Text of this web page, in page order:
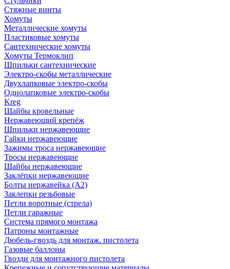
Стяжные винты
Хомуты
Металлические хомуты
Пластиковые хомуты
Сантехнические хомуты
Хомуты Термоклип
Шпильки сантехнические
Электро-скобы металлические
Двухлапковые электро-скобы
Однолапковые электро-скобы
Kreg
Шайбы кровельные
Нержавеющий крепёж
Шпильки нержавеющие
Гайки нержавеющие
Зажимы троса нержавеющие
Тросы нержавеющие
Шайбы нержавеющие
Заклёпки нержавеющие
Болты нержавейка (А2)
Заклепки резьбовые
Петли воротные (стрела)
Петли гаражные
Система прямого монтажа
Патроны монтажные
Дюбель-гвоздь для монтаж. пистолета
Газовые баллоны
Гвозди для монтажного пистолета